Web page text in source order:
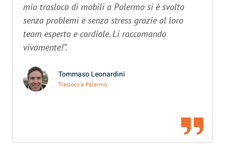
mio trasloco di mobili a Palermo si è svolto
senza problemi e senza stress grazie al loro
team esperto e cordiale. Li raccomando
vivamente!”.
Tommaso Leonardini
Trasloco a Palermo